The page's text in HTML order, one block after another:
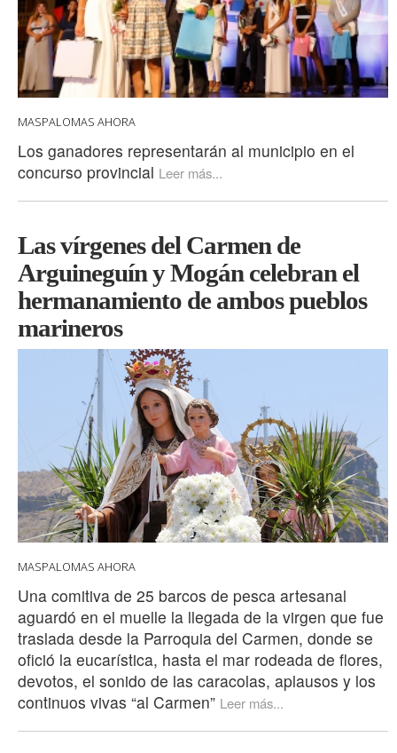
MASPALOMAS AHORA
Los ganadores representarán al municipio en el
concurso provincial Leer más...
Las vírgenes del Carmen de
Arguineguín y Mogán celebran el
hermanamiento de ambos pueblos
marineros
MASPALOMAS AHORA
Una comitiva de 25 barcos de pesca artesanal
aguardó en el muelle la llegada de la virgen que fue
traslada desde la Parroquia del Carmen, donde se
ofició la eucarística, hasta el mar rodeada de flores,
devotos, el sonido de las caracolas, aplausos y los
continuos vivas “al Carmen” Leer más...